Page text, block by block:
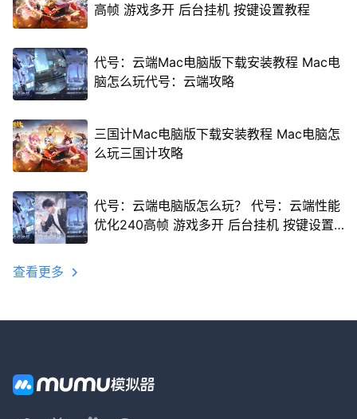
高帧 游戏多开 后台挂机 按键设置教程
代号：云端Mac电脑版下载安装教程 Mac电
脑怎么玩代号：云端攻略
三国计Mac电脑版下载安装教程 Mac电脑怎
么玩三国计攻略
代号：云端电脑版怎么玩？ 代号：云端性能
优化240高帧 游戏多开 后台挂机 按键设置
查看更多